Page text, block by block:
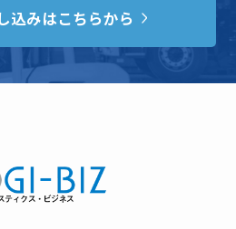
込みはこちらから